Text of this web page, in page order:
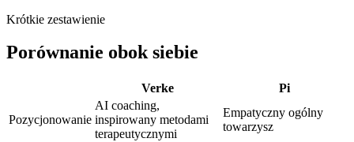
Krótkie zestawienie
Porównanie obok siebie
Verke Pi
Pozycjonowanie
AI coaching,
inspirowany metodami
terapeutycznymi
Empatyczny ogólny
towarzysz